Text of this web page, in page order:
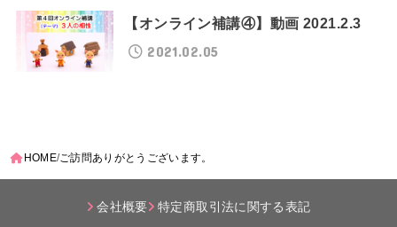
【オンライン補講④】動画 2021.2.3
2021.02.05
HOME ご訪問ありがとうございます。
会社概要 特定商取引法に関する表記